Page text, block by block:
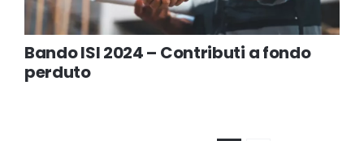
Bando ISI 2024 – Contributi a fondo
perduto